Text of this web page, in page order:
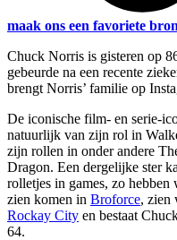
maak ons een favoriete bron
Chuck Norris is gisteren op
gebeurde na een recente
brengt Norris’ familie op
De iconische film- en serie-
natuurlijk van zijn rol in
zijn rollen in onder andere
Dragon. Een dergelijke ster
rolletjes in games, zo
zien komen in Broforce, zien
Rockay City en bestaat
64.